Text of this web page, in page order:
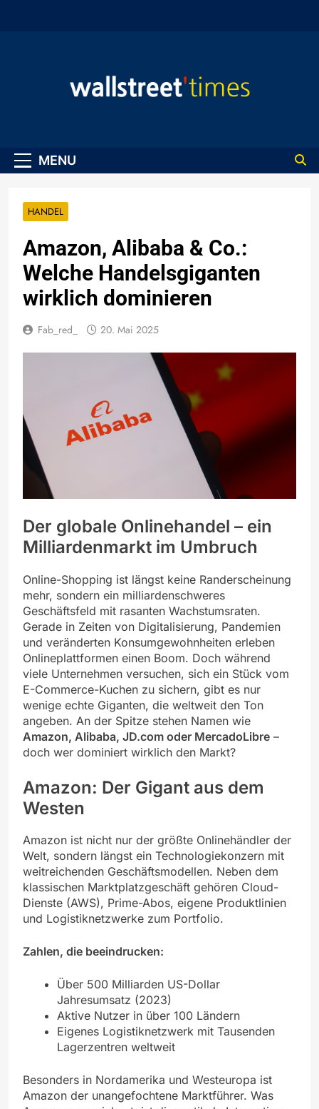
MENU
HANDEL
Amazon, Alibaba & Co.:
Welche Handelsgiganten
wirklich dominieren
Fab_red_ 20. Mai 2025
Der globale Onlinehandel – ein
Milliardenmarkt im Umbruch
Online-Shopping ist längst keine Randerscheinung
mehr, sondern ein milliardenschweres
Geschäftsfeld mit rasanten Wachstumsraten.
Gerade in Zeiten von Digitalisierung, Pandemien
und veränderten Konsumgewohnheiten erleben
Onlineplattformen einen Boom. Doch während
viele Unternehmen versuchen, sich ein Stück vom
E-Commerce-Kuchen zu sichern, gibt es nur
wenige echte Giganten, die weltweit den Ton
angeben. An der Spitze stehen Namen wie
Amazon, Alibaba, JD.com oder MercadoLibre –
doch wer dominiert wirklich den Markt?
Amazon: Der Gigant aus dem
Westen
Amazon ist nicht nur der größte Onlinehändler der
Welt, sondern längst ein Technologiekonzern mit
weitreichenden Geschäftsmodellen. Neben dem
klassischen Marktplatzgeschäft gehören Cloud-
Dienste (AWS), Prime-Abos, eigene Produktlinien
und Logistiknetzwerke zum Portfolio.
Zahlen, die beeindrucken:
Über 500 Milliarden US-Dollar
Jahresumsatz (2023)
Aktive Nutzer in über 100 Ländern
Eigenes Logistiknetzwerk mit Tausenden
Lagerzentren weltweit
Besonders in Nordamerika und Westeuropa ist
Amazon der unangefochtene Marktführer. Was